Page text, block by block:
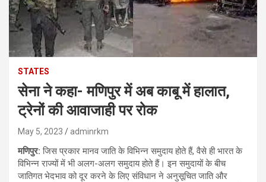
STATES
सेना ने कहा- मणिपुर में अब काबू में हालात,
ट्रेनों की आवाजाही पर रोक
May 5, 2023 adminrkm
मणिपुर: जिस प्रकार मानव जाति के विभिन्न समुदाय होते हैं, वैसे ही भारत के
विभिन्न राज्यों में भी अलग-अलग समुदाय होते हैं। इन समुदायों के बीच
जातिगत भेदभाव को दूर करने के लिए संविधान ने अनुसूचित जाति और